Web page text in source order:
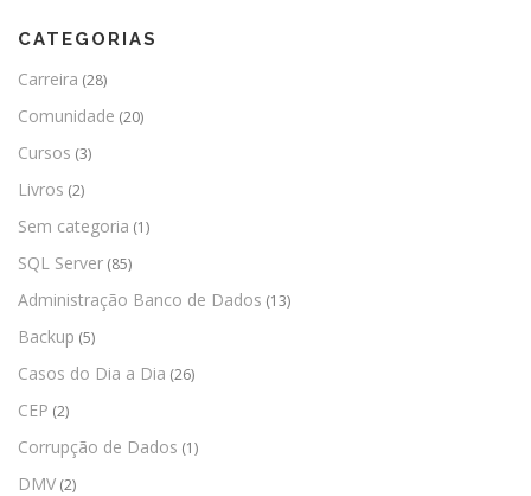
CATEGORIAS
Carreira (28)
Comunidade (20)
Cursos (3)
Livros (2)
Sem categoria (1)
SQL Server (85)
Administração Banco de Dados (13)
Backup (5)
Casos do Dia a Dia (26)
CEP (2)
Corrupção de Dados (1)
DMV (2)